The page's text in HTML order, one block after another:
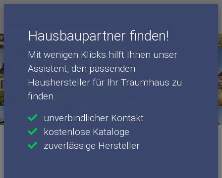
Hausbaupartner finden!
Mit wenigen Klicks hilft Ihnen unser
Assistent, den passenden
Haushersteller für Ihr Traumhaus zu
finden.
unverbindlicher Kontakt
kostenlose Kataloge
zuverlässige Hersteller
Danhaus steht seit mehreren